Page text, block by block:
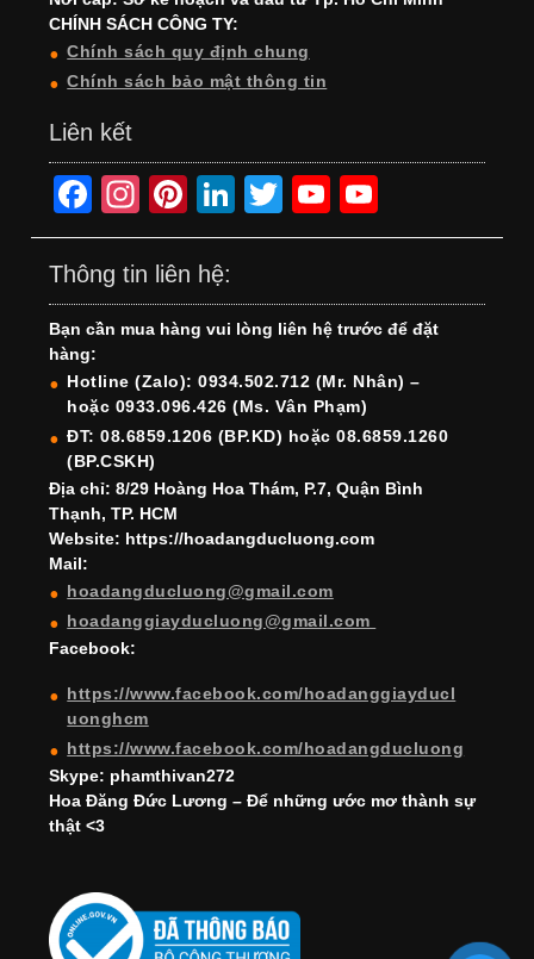
CHÍNH SÁCH CÔNG TY:
Chính sách quy định chung
Chính sách bảo mật thông tin
Liên kết
F
a
c
e
b
o
o
k
In
st
a
gr
a
m
Pi
nt
er
e
st
Li
n
e
dI
n
T
wi
er
Y
o
T
u
b
e
o
T
u
b
e
h
Thông tin liên hệ:
Bạn cần mua hàng vui lòng liên hệ trước để đặt
hàng:
Hotline (Zalo): 0934.502.712 (Mr. Nhân) –
hoặc 0933.096.426 (Ms. Vân Phạm)
ĐT: 08.6859.1206 (BP.KD) hoặc 08.6859.1260
(BP.CSKH)
Địa chỉ: 8/29 Hoàng Hoa Thám, P.7, Quận Bình
Thạnh, TP. HCM
Website: https://hoadangducluong.com
Mail:
hoadangducluong@gmail.com
hoadanggiayducluong@gmail.com
Facebook:
https://www.facebook.com/hoadanggiayducl
uonghcm
https://www.facebook.com/hoadangducluong
Skype: phamthivan272
Hoa Đăng Đức Lương – Để những ước mơ thành sự
thật <3